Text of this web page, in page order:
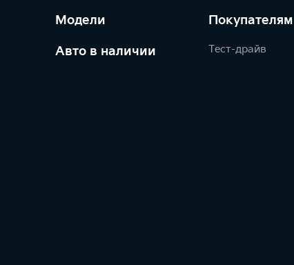
Модели
Авто в наличии
Покупателям
Тест-драйв